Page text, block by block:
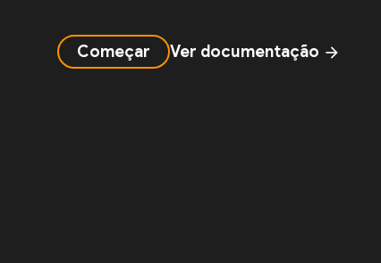
Começar Ver documentação arrow_forward